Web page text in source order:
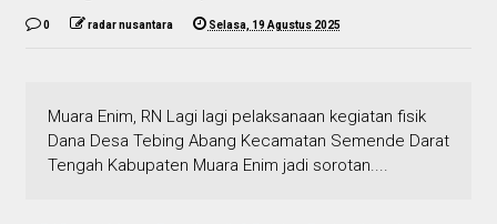
0 radar nusantara Selasa, 19 Agustus 2025
Muara Enim, RN Lagi lagi pelaksanaan kegiatan fisik
Dana Desa Tebing Abang Kecamatan Semende Darat
Tengah Kabupaten Muara Enim jadi sorotan....